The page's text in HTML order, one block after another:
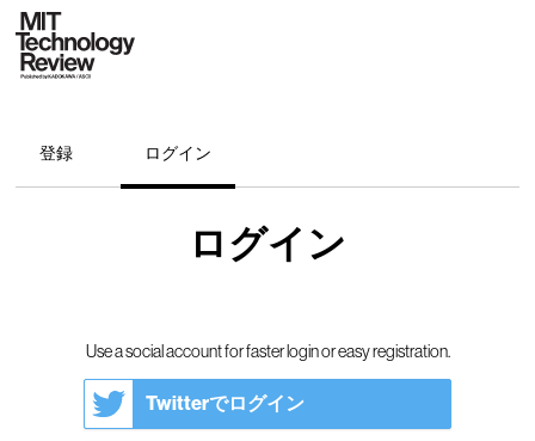
登録 ログイン
ログイン
Use a social account for faster login or easy registration.
Twitterでログイン